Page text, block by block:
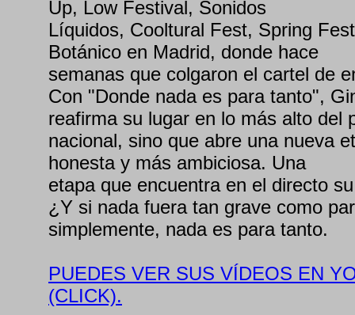
Up, Low Festival, Sonidos
Líquidos, Cooltural Fest, Spring
Botánico en Madrid, donde hace
semanas que colgaron el cartel de
Con "Donde nada es para tanto",
reafirma su lugar en lo más alto del
nacional, sino que abre una nueva
honesta y más ambiciosa. Una
etapa que encuentra en el directo
¿Y si nada fuera tan grave como
simplemente, nada es para tanto.
PUEDES VER SUS VÍDEOS EN
(CLICK).